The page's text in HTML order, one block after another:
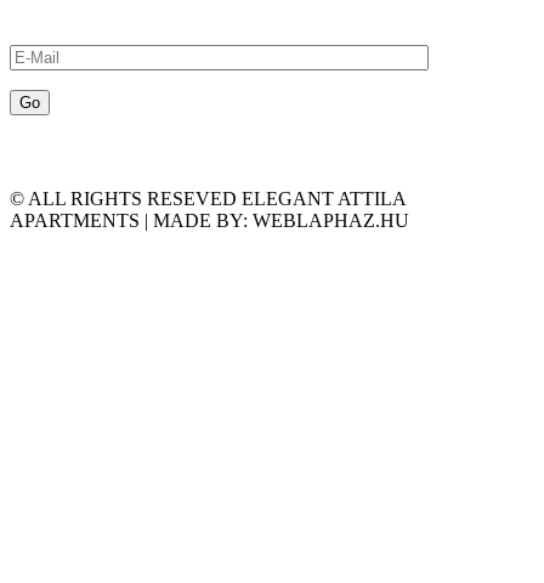
© ALL RIGHTS RESEVED ELEGANT ATTILA
APARTMENTS | MADE BY: WEBLAPHAZ.HU